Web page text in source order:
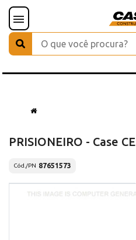
PRISIONEIRO - Case CE
Cód./PN 87651573